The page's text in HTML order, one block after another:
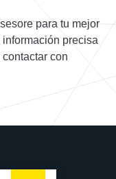
para tu mejor
precisa
con